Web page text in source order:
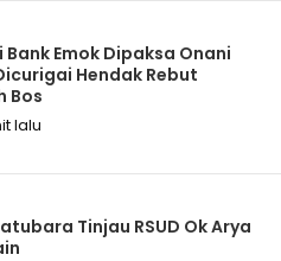
Bank Emok Dipaksa Onani
Hendak Rebut
Bos
lalu
Tinjau RSUD Ok Arya